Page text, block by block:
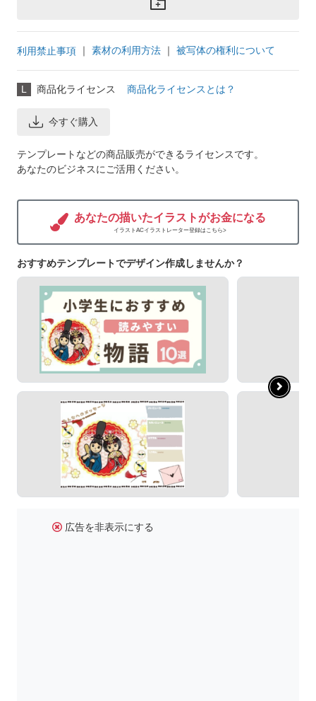
利用禁止事項 ｜ 素材の利用方法 ｜ 被写体の権利について
L 商品化ライセンス 商品化ライセンスとは？
今すぐ購入
テンプレートなどの商品販売ができるライセンスです。
あなたのビジネスにご活用ください。
あなたの描いたイラストがお金になる
イラストACイラストレーター登録はこちら>
おすすめテンプレートでデザイン作成しませんか？
広告を非表示にする